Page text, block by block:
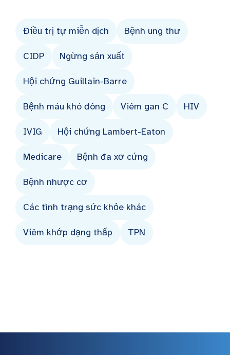
Điều trị tự miễn dịch Bệnh ung thư
CIDP Ngừng sản xuất
Hội chứng Guillain-Barre
Bệnh máu khó đông Viêm gan C HIV
IVIG Hội chứng Lambert-Eaton
Medicare Bệnh đa xơ cứng
Bệnh nhược cơ
Các tình trạng sức khỏe khác
Viêm khớp dạng thấp TPN